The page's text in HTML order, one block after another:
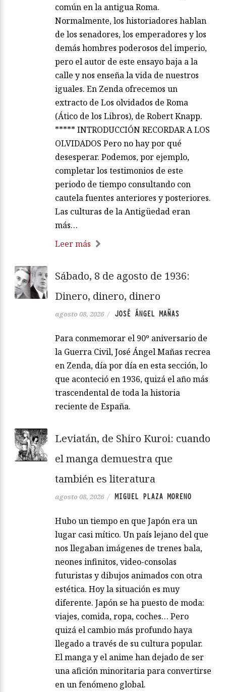
común en la antigua Roma.
Normalmente, los historiadores hablan
de los senadores, los emperadores y los
demás hombres poderosos del imperio,
pero el autor de este ensayo baja a la
calle y nos enseña la vida de nuestros
iguales. En Zenda ofrecemos un
extracto de Los olvidados de Roma
(Ático de los Libros), de Robert Knapp.
***** INTRODUCCIÓN RECORDAR A LOS
OLVIDADOS Pero no hay por qué
desesperar. Podemos, por ejemplo,
completar los testimonios de este
periodo de tiempo consultando con
cautela fuentes anteriores y posteriores.
Las culturas de la Antigüedad eran
más…
Leer más
Sábado, 8 de agosto de 1936:
Dinero, dinero, dinero
agosto 08, 2026 / JOSÉ ÁNGEL MAÑAS
Para conmemorar el 90º aniversario de
la Guerra Civil, José Ángel Mañas recrea
en Zenda, día por día en esta sección, lo
que aconteció en 1936, quizá el año más
trascendental de toda la historia
reciente de España.
Leviatán, de Shiro Kuroi: cuando
el manga demuestra que
también es literatura
agosto 08, 2026 / MIGUEL PLAZA MORENO
Hubo un tiempo en que Japón era un
lugar casi mítico. Un país lejano del que
nos llegaban imágenes de trenes bala,
neones infinitos, video-consolas
futuristas y dibujos animados con otra
estética. Hoy la situación es muy
diferente. Japón se ha puesto de moda:
viajes, comida, ropa, coches… Pero
quizá el cambio más profundo haya
llegado a través de su cultura popular.
El manga y el anime han dejado de ser
una afición minoritaria para convertirse
en un fenómeno global.